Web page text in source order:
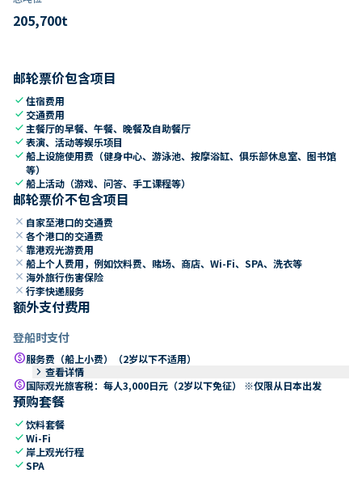
205,700t
邮轮票价包含项目
check住宿费用
check 交通费用
check 主餐厅的早餐、午餐、晚餐及自助餐厅
check表演、活动等娱乐项目
check船上设施使用费（健身中心、游泳池、按摩浴缸、俱乐部休息室、图书馆
等）
check船上活动（游戏、问答、手工课程等）
邮轮票价不包含项目
close 自家至港口的交通费
close 各个港口的交通费
close 靠港观光游费用
close 船上个人费用，例如饮料费、赌场、商店、Wi-Fi、SPA、洗衣等
close 海外旅行伤害保险
close 行李快递服务
额外支付费用
登船时支付
paid服务费（船上小费）（2岁以下不适用）
keyboard_arrow_right 查看详情
paid国际观光旅客税：每人3,000日元（2岁以下免征） ※仅限从日本出发
预购套餐
check饮料套餐
checkWi-Fi
check 岸上观光行程
checkSPA